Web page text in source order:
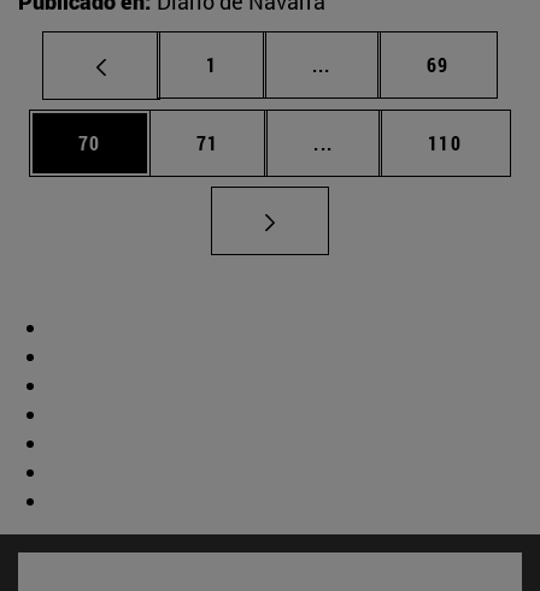
Página
1 ... Páginas intermedias
Página
69
Página
70 Página
71 ... Páginas intermedias
Página
110